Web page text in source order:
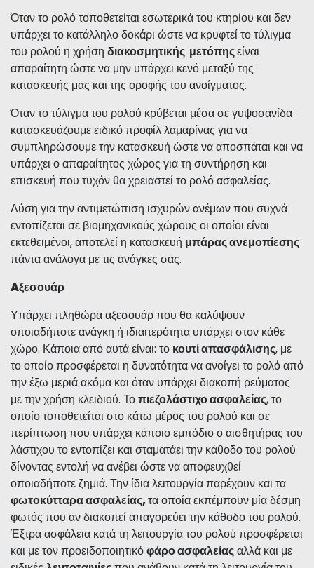
Όταν το ρολό τοποθετείται εσωτερικά του κτηρίου και δεν
υπάρχει το κατάλληλο δοκάρι ώστε να κρυφτεί το τύλιγμα
του ρολού η χρήση διακοσμητικής μετόπηςείναι
απαραίτητη ώστε να μην υπάρχει κενό μεταξύ της
κατασκευής μας και της οροφής του ανοίγματος.
Όταν το τύλιγμα του ρολού κρύβεται μέσα σε γυψοσανίδα
κατασκευάζουμε ειδικό προφίλ λαμαρίνας για να
συμπληρώσουμε την κατασκευή ώστε να αποσπάται και να
υπάρχει ο απαραίτητος χώρος για τη συντήρηση και
επισκευή που τυχόν θα χρειαστεί το ρολό ασφαλείας.
Λύση για την αντιμετώπιση ισχυρών ανέμων που συχνά
εντοπίζεται σε βιομηχανικούς χώρους οι οποίοι είναι
εκτεθειμένοι, αποτελεί η κατασκευή μπάρας ανεμοπίεσης
πάντα ανάλογα με τις ανάγκες σας.
Aξεσουάρ
Υπάρχει πληθώρα αξεσουάρ που θα καλύψουν
οποιαδήποτε ανάγκη ή ιδιαιτερότητα υπάρχει στον κάθε
χώρο. Κάποια από αυτά είναι: το κουτί απασφάλισης, με
το οποίο προσφέρεται η δυνατότητα να ανοίγει το ρολό από
την έξω μεριά ακόμα και όταν υπάρχει διακοπή ρεύματος
με την χρήση κλειδιού. Τοπιεζολάστιχο ασφαλείας, το
οποίο τοποθετείται στο κάτω μέρος του ρολού και σε
περίπτωση που υπάρχει κάποιο εμπόδιο ο αισθητήρας του
λάστιχου το εντοπίζει και σταματάει την κάθοδο του ρολού
δίνοντας εντολή να ανέβει ώστε να αποφευχθεί
οποιαδήποτε ζημιά. Την ίδια λειτουργία παρέχουν και τα
φωτοκύτταρα ασφαλείας,τα οποία εκπέμπουν μία δέσμη
φωτός που αν διακοπεί απαγορεύει την κάθοδο του ρολού.
Έξτρα ασφάλεια κατά τη λειτουργία του ρολού προσφέρεται
και με τον προειδοποιητικόφάρο ασφαλείαςαλλά και με